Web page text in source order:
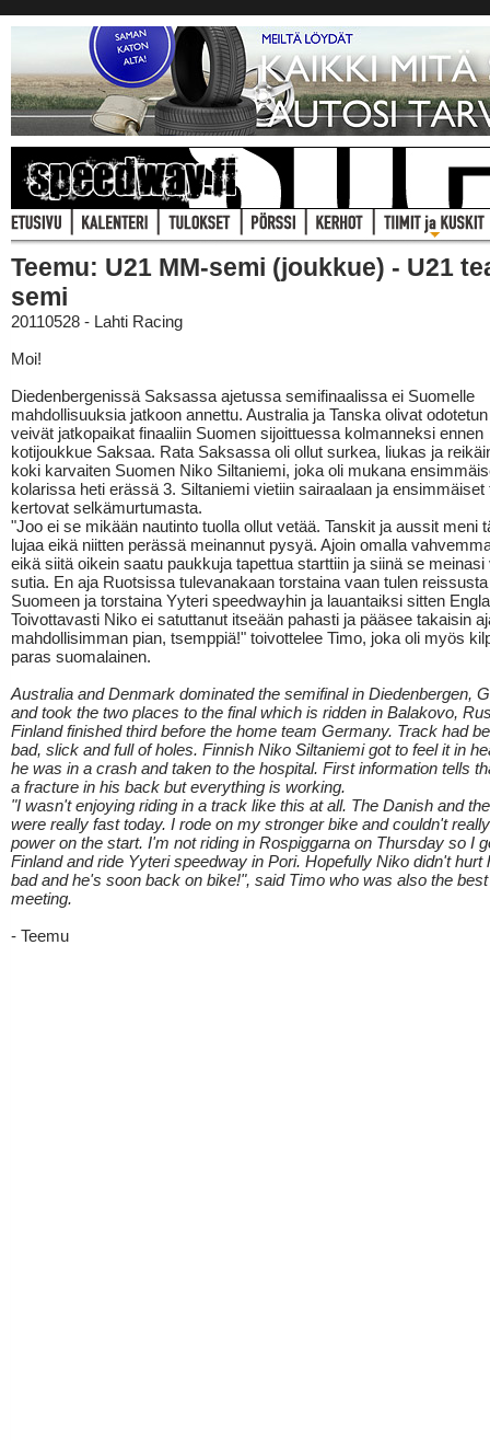
Teemu: U21 MM-semi (joukkue) - U21
semi
20110528 - Lahti Racing
Moi!
Diedenbergenissä Saksassa ajetussa semifinaalissa ei Suomelle
mahdollisuuksia jatkoon annettu. Australia ja Tanska olivat
veivät jatkopaikat finaaliin Suomen sijoittuessa kolmanneksi ennen
kotijoukkue Saksaa. Rata Saksassa oli ollut surkea, liukas ja
koki karvaiten Suomen Niko Siltaniemi, joka oli mukana
kolarissa heti erässä 3. Siltaniemi vietiin sairaalaan ja ensimmäiset
kertovat selkämurtumasta.
"Joo ei se mikään nautinto tuolla ollut vetää. Tanskit ja aussit meni
lujaa eikä niitten perässä meinannut pysyä. Ajoin omalla
eikä siitä oikein saatu paukkuja tapettua starttiin ja siinä se meinasi
sutia. En aja Ruotsissa tulevanakaan torstaina vaan tulen
Suomeen ja torstaina Yyteri speedwayhin ja lauantaiksi sitten
Toivottavasti Niko ei satuttanut itseään pahasti ja pääsee takaisin
mahdollisimman pian, tsemppiä!" toivottelee Timo, joka oli myös
paras suomalainen.
Australia and Denmark dominated the semifinal in Diedenbergen,
and took the two places to the final which is ridden in Balakovo,
Finland finished third before the home team Germany. Track had
bad, slick and full of holes. Finnish Niko Siltaniemi got to feel it in
he was in a crash and taken to the hospital. First information tells
a fracture in his back but everything is working.
"I wasn't enjoying riding in a track like this at all. The Danish and
were really fast today. I rode on my stronger bike and couldn't
power on the start. I'm not riding in Rospiggarna on Thursday so I
Finland and ride Yyteri speedway in Pori. Hopefully Niko didn't hurt
bad and he's soon back on bike!", said Timo who was also the
meeting.
- Teemu